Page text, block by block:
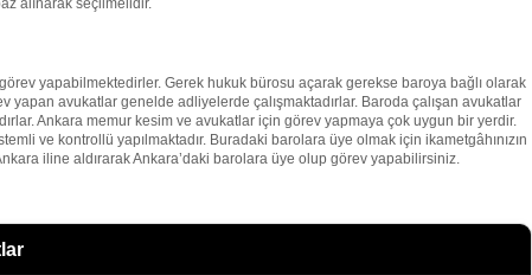
alınarak seçilmelidir.
yapabilmektedirler. Gerek hukuk bürosu açarak gerekse baroya bağlı olarak
yapan avukatlar genelde adliyelerde çalışmaktadırlar. Baroda çalışan avukatlar
Ankara memur kesim ve avukatlar için görev yapmaya çok uygun bir yerdir.
ve kontrollü yapılmaktadır. Buradaki barolara üye olmak için ikametgâhınızın
iline aldırarak Ankara’daki barolara üye olup görev yapabilirsiniz.